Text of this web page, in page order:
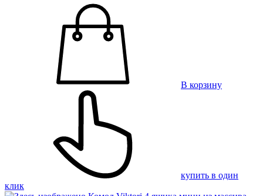
В корзину
купить в один
клик